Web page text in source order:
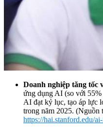
Doanh nghiệp tăng tốc
ứng dụng AI (so với
AI đạt kỷ lục, tạo áp lực
trong năm 2025. (Nguồn
https://hai.stanford.edu/